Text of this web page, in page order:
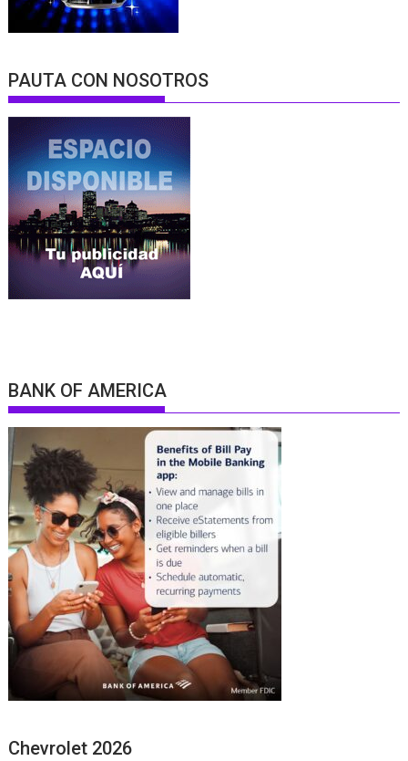
PAUTA CON NOSOTROS
BANK OF AMERICA
Chevrolet 2026